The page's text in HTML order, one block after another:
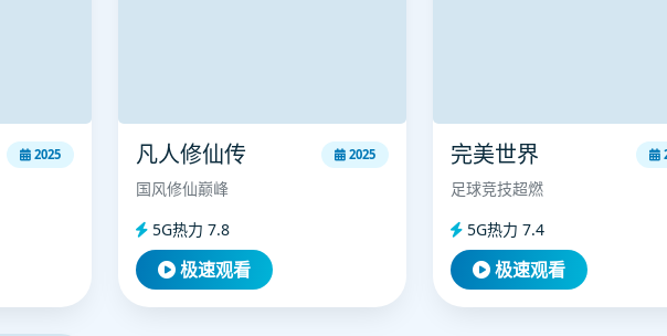
2025 凡人修仙传 2025
国风修仙巅峰
5G热力 7.8
极速观看
完美世界
足球竞技超燃
5G热力 7.4
极速观看